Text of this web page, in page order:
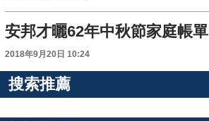
安邦才曬62年中秋節家庭帳單
2018年9月20日 10:24
搜索推薦